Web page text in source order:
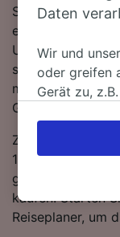
Sie an Bord sind,
entspannen, auf
Umstiege
sowohl DB als
modernen,
Gepäck bieten.
Zugtickets von
19.65 CHF wenn
günstiger sein
kaufen. Starten
Reiseplaner, um
Daten
Wir und
oder greifen
Gerät zu,
verarbeiten.
akzeptieren
Ihres
besuchen